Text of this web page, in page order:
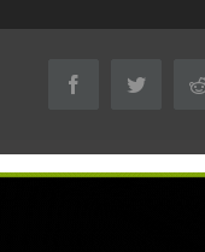
FacebookTwitter